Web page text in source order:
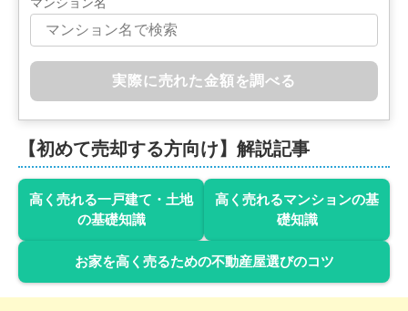
実際に売れた金額を調べる
【初めて売却する方向け】解説記事
高く売れる一戸建て・土地
の基礎知識
高く売れるマンションの基
礎知識
お家を高く売るための不動産屋選びのコツ